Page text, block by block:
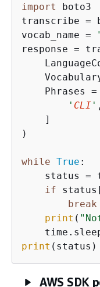
import
boto3
transcribe =
vocab_name =
response =
Phrases =
' CLI ' ,
    ]
)
while True :
status =
if
break
print (
print (status)
AWS SDK